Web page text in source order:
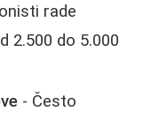
rade
2.500 do 5.000
- Često